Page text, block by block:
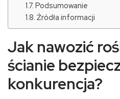
Podsumowanie
Źródła informacji
Jak nawozić
ścianie
konkurencja?